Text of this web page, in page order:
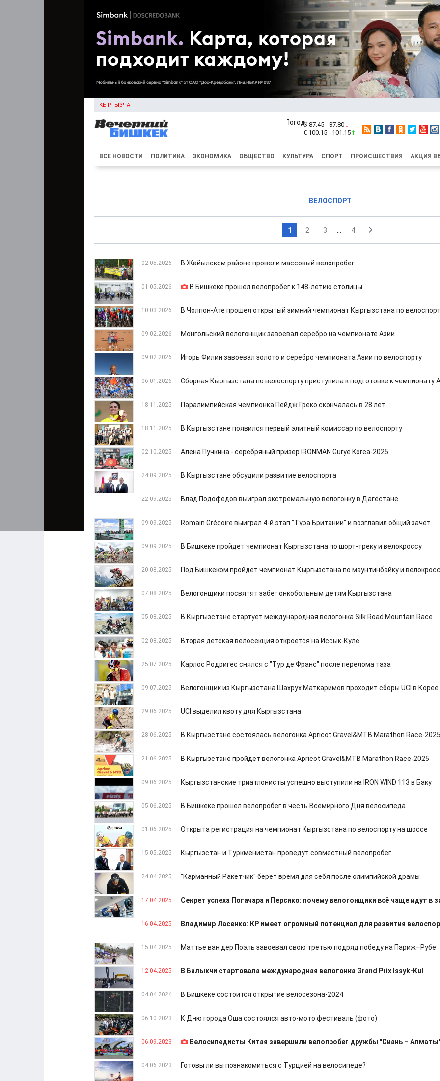
КЫРГЫЗЧА
$ 87.45 - 87.80
€ 100.15 - 101.15
ВСЕ НОВОСТИ ПОЛИТИКА ЭКОНОМИКА ОБЩЕСТВО КУЛЬТУРА СПОРТ ПРОИСШЕСТВИЯ АКЦИЯ
ВЕЛОСПОРТ
1 2 3 4
02.05.2026 В Жайылском районе провели массовый велопробег
01.05.2026 В Бишкеке прошёл велопробег к 148-летию столицы
10.03.2026 В Чолпон-Ате прошел открытый зимний чемпионат Кыргызстана по
09.02.2026 Монгольский велогонщик завоевал серебро на чемпионате Азии
09.02.2026 Игорь Филин завоевал золото и серебро чемпионата Азии по велоспорту
06.01.2026 Сборная Кыргызстана по велоспорту приступила к подготовке к чемпионату
18.11.2025 Паралимпийская чемпионка Пейдж Греко скончалась в 28 лет
18.11.2025 В Кыргызстане появился первый элитный комиссар по велоспорту
02.10.2025 Алена Пучкина - серебряный призер IRONMAN Gurye Korea-2025
24.09.2025 В Кыргызстане обсудили развитие велоспорта
22.09.2025 Влад Подофедов выиграл экстремальную велогонку в Дагестане
09.09.2025 Romain Grégoire выиграл 4-й этап "Тура Британии" и возглавил общий зачёт
09.09.2025 В Бишкеке пройдет чемпионат Кыргызстана по шорт-треку и велокроссу
20.08.2025 Под Бишкеком пройдет чемпионат Кыргызстана по маунтинбайку и
07.08.2025 Велогонщики посвятят забег онкобольным детям Кыргызстана
05.08.2025 В Кыргызстане стартует международная велогонка Silk Road Mountain Race
02.08.2025 Вторая детская велосекция откроется на Иссык-Куле
25.07.2025 Карлос Родригес снялся с "Тур де Франс" после перелома таза
09.07.2025 Велогонщик из Кыргызстана Шахрух Маткаримов проходит сборы UCI в Корее
29.06.2025 UCI выделил квоту для Кыргызстана
28.06.2025 В Кыргызстане состоялась велогонка Apricot Gravel&MTB Marathon Race-2025
21.06.2025 В Кыргызстане пройдет велогонка Apricot Gravel&MTB Marathon Race-2025
09.06.2025 Кыргызстанские триатлонисты успешно выступили на IRON WIND 113 в Баку
05.06.2025 В Бишкеке прошел велопробег в честь Всемирного Дня велосипеда
01.06.2025 Открыта регистрация на чемпионат Кыргызстана по велоспорту на шоссе
15.05.2025 Кыргызстан и Туркменистан проведут совместный велопробег
24.04.2025 "Карманный Ракетчик" берет время для себя после олимпийской драмы
17.04.2025 Секрет успеха Погачара и Персико: почему велогонщики всё чаще идут в
16.04.2025 Владимир Ласенко: КР имеет огромный потенциал для развития
15.04.2025 Маттье ван дер Поэль завоевал свою третью подряд победу на Париж–Рубе
12.04.2025 В Балыкчи стартовала международная велогонка Grand Prix Issyk-Kul
04.04.2024 В Бишкеке состоится открытие велосезона-2024
06.10.2023 К Дню города Оша состоялся авто-мото фестиваль (фото)
06.09.2023 Велосипедисты Китая завершили велопробег дружбы "Сиань –
04.06.2023 Готовы ли вы познакомиться с Турцией на велосипеде?